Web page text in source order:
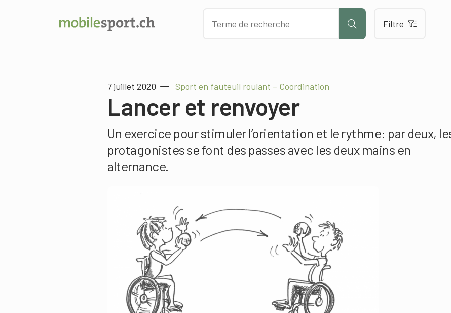
Filtre
7 juillet 2020 Sport en fauteuil roulant – Coordination
Lancer et renvoyer
Un exercice pour stimuler l’orientation et le rythme: par deux,
protagonistes se font des passes avec les deux mains en
alternance.